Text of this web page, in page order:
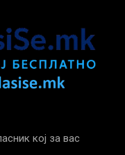
кој за вас